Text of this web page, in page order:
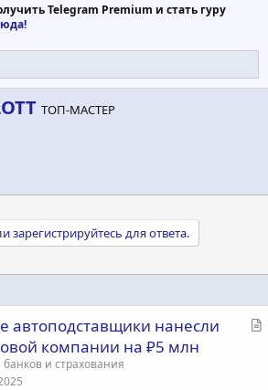
Telegram Premium и стать гуру
ТОП-МАСТЕР
зарегистрируйтесь для ответа.
С
автоподставщики нанесли
компании на ₽5 млн
банков и страхования